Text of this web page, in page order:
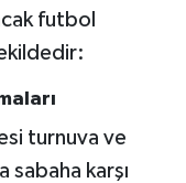
futbol
turnuva ve
sabaha karşı